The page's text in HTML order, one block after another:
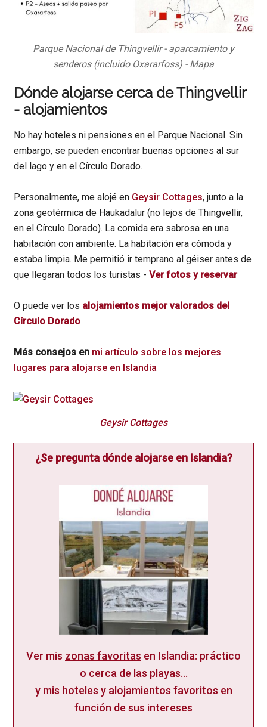
Parque Nacional de Thingvellir - aparcamiento y
senderos (incluido Oxararfoss) - Mapa
Dónde alojarse cerca de Thingvellir
- alojamientos
No hay hoteles ni pensiones en el Parque Nacional. Sin
embargo, se pueden encontrar buenas opciones al sur
del lago y en el Círculo Dorado.
Personalmente, me alojé en Geysir Cottages, junto a la
zona geotérmica de Haukadalur (no lejos de Thingvellir,
en el Círculo Dorado). La comida era sabrosa en una
habitación con ambiente. La habitación era cómoda y
estaba limpia. Me permitió ir temprano al géiser antes de
que llegaran todos los turistas -Ver fotos y reservar
O puede ver los alojamientos mejor valorados del
Círculo Dorado
Más consejos en mi artículo sobre los mejores
lugares para alojarse en Islandia
Geysir Cottages
¿Se pregunta dónde alojarse en Islandia?
Ver mis zonas favoritas en Islandia: práctico
o cerca de las playas...
y mis hoteles y alojamientos favoritos en
función de sus intereses